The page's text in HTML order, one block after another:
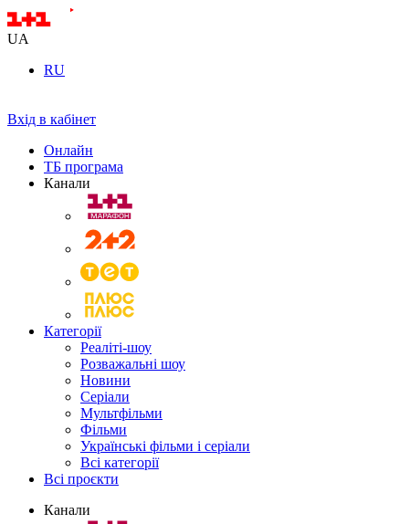
UA
RU
Вхід в кабінет
Онлайн
ТБ програма
Канали
Категорії
Реаліті-шоу
Розважальні шоу
Новини
Серіали
Мультфільми
Фільми
Українські фільми і серіали
Всі категорії
Всі проєкти
Канали